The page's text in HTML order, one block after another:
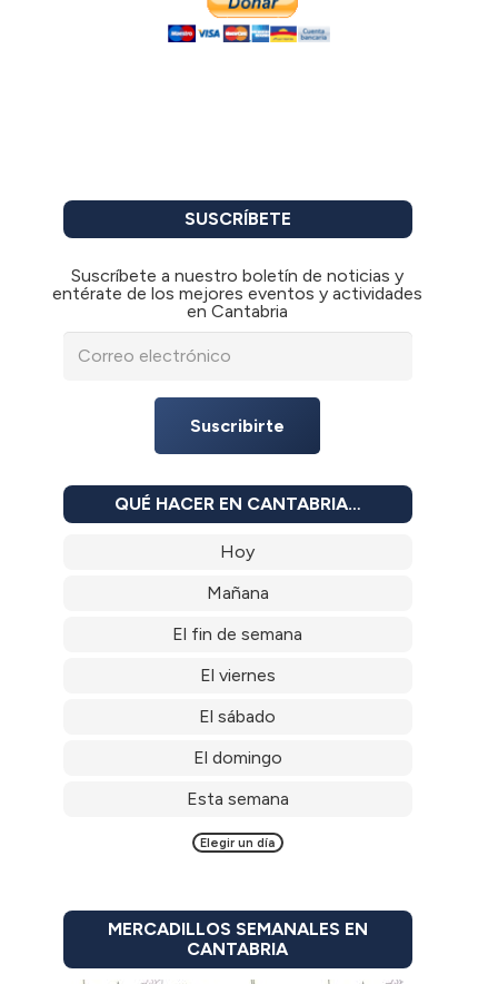
SUSCRÍBETE
Suscríbete a nuestro boletín de noticias y
entérate de los mejores eventos y actividades
en Cantabria
Suscribirte
QUÉ HACER EN CANTABRIA…
Hoy
Mañana
El fin de semana
El viernes
El sábado
El domingo
Esta semana
Elegir un día
MERCADILLOS SEMANALES EN
CANTABRIA